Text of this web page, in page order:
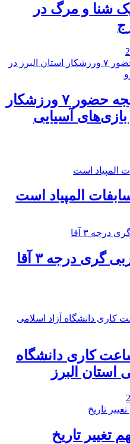
شنا و مرگ در
۲ مدال برنز نتیجه حضور ۷ ورزشکار
بازی‌های آسیایی
المپیاد است
گری درجه ۳ آقا
کاری دانشگاه
استان البرز
تغییر تاریخ